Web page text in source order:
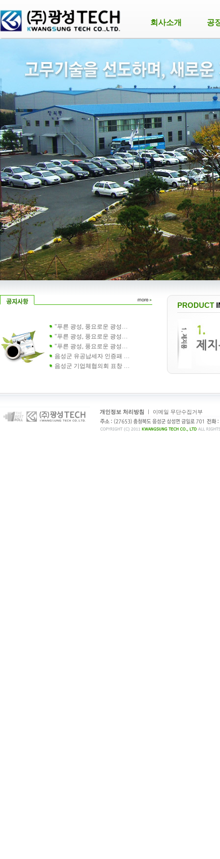
회사소개 공
"푸른 광성, 풍요로운 광성…
"푸른 광성, 풍요로운 광성…
"푸른 광성, 풍요로운 광성…
음성군 유공납세자 인증패 …
음성군 기업체협의회 표창 …
PRODUCT
개인정보 처리방침 ㅣ 이메일 무단수집거부